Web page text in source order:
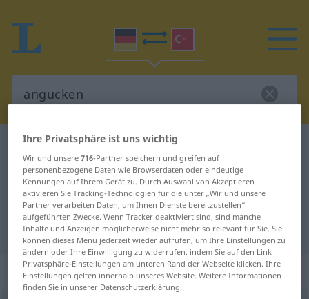
Deutsch-Türkisch Wörterbuch
Deutsch-Türkisch Übersetzung für
"angucken"
"angucken" Türkisch Übersetzung
„angucken“: transitives Verb
Ihre Privatsphäre ist uns wichtig
Wir und unsere716-Partner speichern und greifen auf
personenbezogene Daten wie Browserdaten oder eindeutige
Kennungen auf Ihrem Gerät zu. Durch Auswahl von Akzeptieren
aktivieren Sie Tracking-Technologien für die unter „Wir und unsere
Partner verarbeiten Daten, um Ihnen Dienste bereitzustellen“
aufgeführten Zwecke. Wenn Tracker deaktiviert sind, sind manche
Inhalte und Anzeigen möglicherweise nicht mehr so relevant für Sie. Sie
können dieses Menü jederzeit wieder aufrufen, um Ihre Einstellungen zu
ändern oder Ihre Einwilligung zu widerrufen, indem Sie auf den Link
Privatsphäre-Einstellungen am unteren Rand der Webseite klicken. Ihre
Einstellungen gelten innerhalb unseres Website. Weitere Informationen
finden Sie in unserer Datenschutzerklärung.